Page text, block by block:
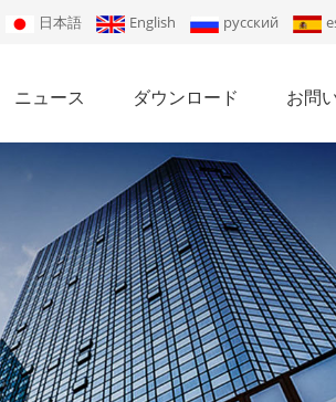
日本語 English русский
ニュース ダウンロード お問